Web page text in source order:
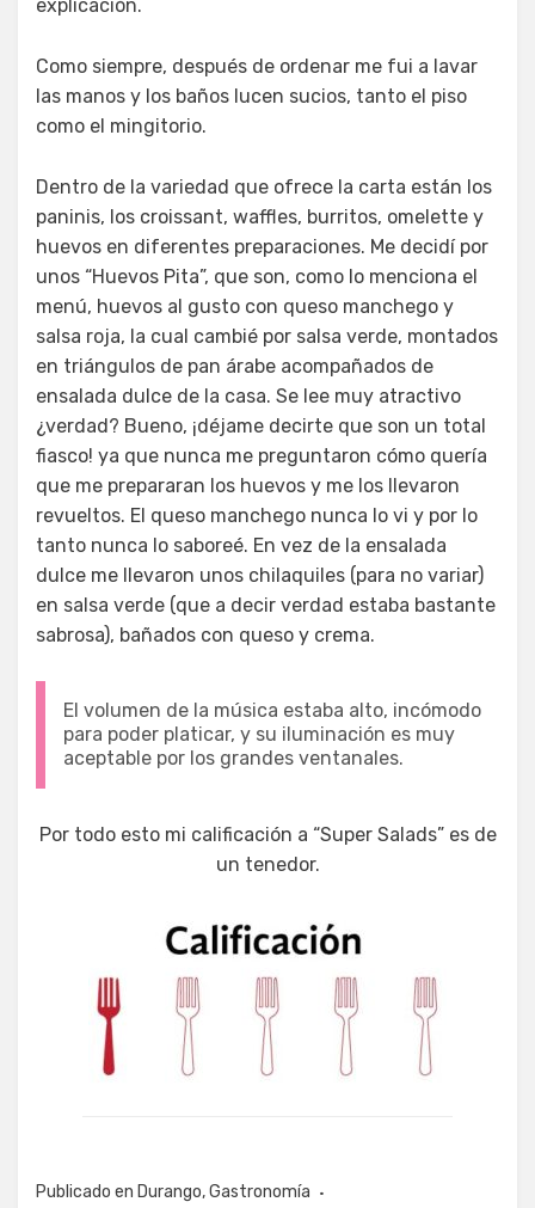
explicación.
Como siempre, después de ordenar me fui a lavar
las manos y los baños lucen sucios, tanto el piso
como el mingitorio.
Dentro de la variedad que ofrece la carta están los
paninis, los croissant, waffles, burritos, omelette y
huevos en diferentes preparaciones. Me decidí por
unos “Huevos Pita”, que son, como lo menciona el
menú, huevos al gusto con queso manchego y
salsa roja, la cual cambié por salsa verde, montados
en triángulos de pan árabe acompañados de
ensalada dulce de la casa. Se lee muy atractivo
¿verdad? Bueno, ¡déjame decirte que son un total
fiasco! ya que nunca me preguntaron cómo quería
que me prepararan los huevos y me los llevaron
revueltos. El queso manchego nunca lo vi y por lo
tanto nunca lo saboreé. En vez de la ensalada
dulce me llevaron unos chilaquiles (para no variar)
en salsa verde (que a decir verdad estaba bastante
sabrosa), bañados con queso y crema.
El volumen de la música estaba alto, incómodo
para poder platicar, y su iluminación es muy
aceptable por los grandes ventanales.
Por todo esto mi calificación a “Super Salads” es de
un tenedor.
Publicado en Durango,Gastronomía